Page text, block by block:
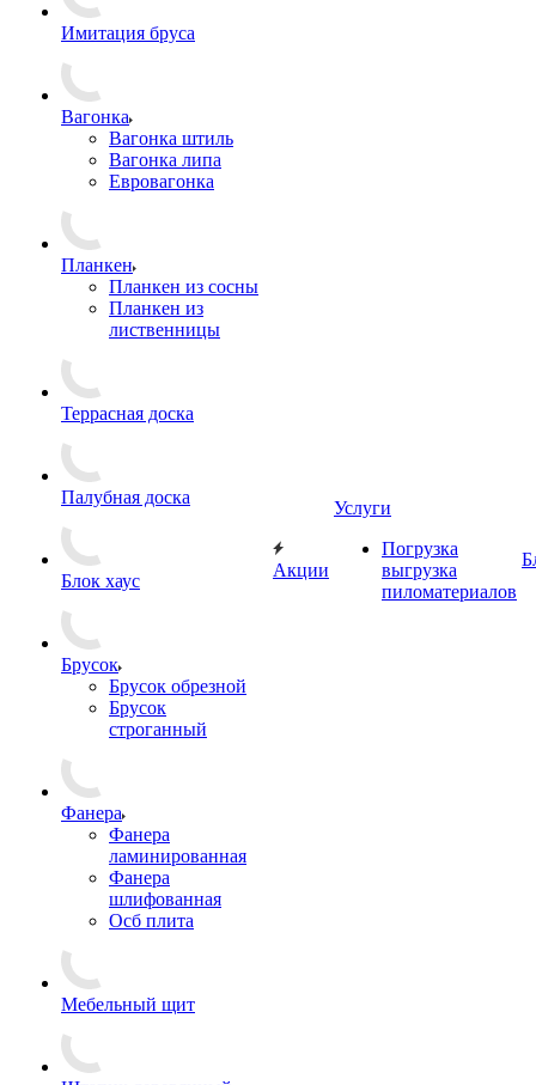
Имитация бруса
Вагонка
Вагонка штиль
Вагонка липа
Евровагонка
Планкен
Планкен из сосны
Планкен из
лиственницы
Террасная доска
Палубная доска
Блок хаус
Брусок
Брусок обрезной
Брусок
строганный
Фанера
Фанера
ламинированная
Фанера
шлифованная
Осб плита
Мебельный щит
Акции
Услуги
Погрузка
выгрузка
пиломатериалов